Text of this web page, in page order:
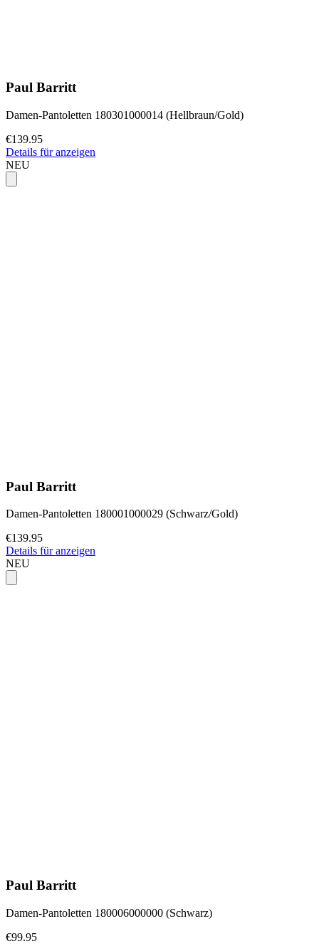
Paul Barritt
Damen-Pantoletten 180301000014 (Hellbraun/Gold)
€139.95
Details für anzeigen
NEU
Paul Barritt
Damen-Pantoletten 180001000029 (Schwarz/Gold)
€139.95
Details für anzeigen
NEU
Paul Barritt
Damen-Pantoletten 180006000000 (Schwarz)
€99.95